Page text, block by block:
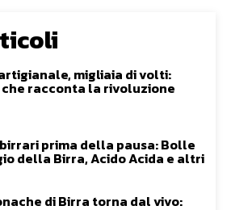
migliaia di volti:
racconta la rivoluzione
prima della pausa: Bolle
della Birra, Acido Acida e altri
di Birra torna dal vivo: